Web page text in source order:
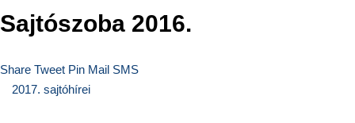
Sajtószoba 2016.
Share Tweet Pin Mail SMS
2017. sajtóhírei